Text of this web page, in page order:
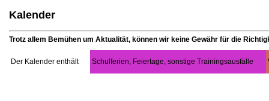
Kalender
Trotz allem Bemühen um Aktualität, können wir keine Gewähr für die
Der Kalender enthält Schulferien, Feiertage, sonstige Trainingsausfälle